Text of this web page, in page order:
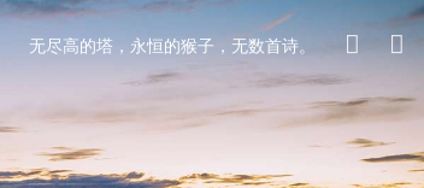
无尽高的塔，永恒的猴子，无数首诗。